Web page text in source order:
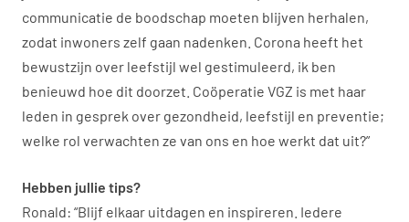
communicatie de boodschap moeten blijven herhalen,
zodat inwoners zelf gaan nadenken. Corona heeft het
bewustzijn over leefstijl wel gestimuleerd, ik ben
benieuwd hoe dit doorzet. Coöperatie VGZ is met haar
leden in gesprek over gezondheid, leefstijl en preventie;
welke rol verwachten ze van ons en hoe werkt dat uit?”
Hebben jullie tips?
Ronald: “Blijf elkaar uitdagen en inspireren. Iedere